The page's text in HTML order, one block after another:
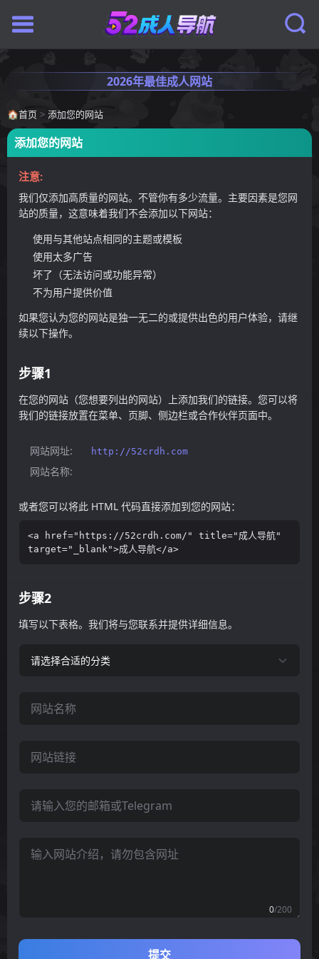
2026年最佳成人网站
🏠首页 > 添加您的网站
添加您的网站
注意:
我们仅添加高质量的网站。不管你有多少流量。主要因素是您网
站的质量，这意味着我们不会添加以下网站：
使用与其他站点相同的主题或模板
使用太多广告
坏了（无法访问或功能异常）
不为用户提供价值
如果您认为您的网站是独一无二的或提供出色的用户体验，请继
续以下操作。
步骤1
在您的网站（您想要列出的网站）上添加我们的链接。您可以将
我们的链接放置在菜单、页脚、侧边栏或合作伙伴页面中。
网站网址: http://52crdh.com
网站名称:
或者您可以将此 HTML 代码直接添加到您的网站：
<a href="https://52crdh.com/" title="成人导航"
target="_blank">成人导航</a>
步骤2
填写以下表格。我们将与您联系并提供详细信息。
请选择合适的分类
0/200
提交